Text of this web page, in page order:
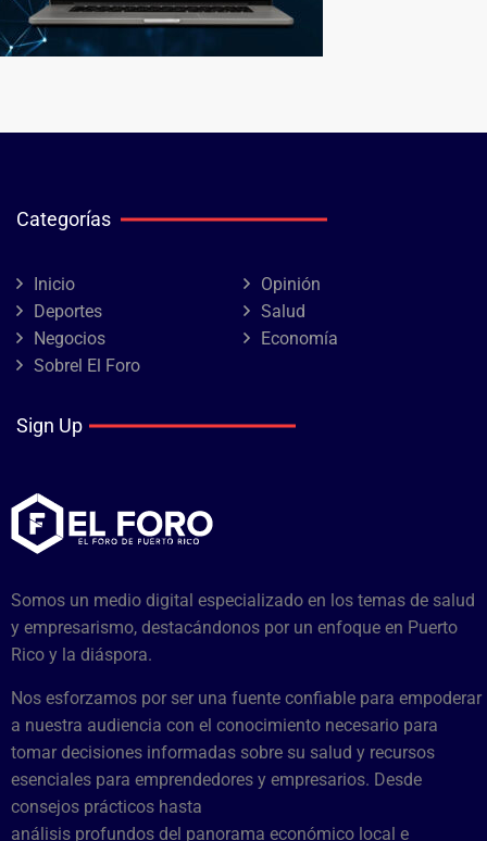
Categorías
Inicio
Opinión
Deportes
Salud
Negocios
Economía
Sobrel El Foro
Sign Up
Somos un medio digital especializado en los temas de salud
y empresarismo, destacándonos por un enfoque en Puerto
Rico y la diáspora.
Nos esforzamos por ser una fuente confiable para empoderar
a nuestra audiencia con el conocimiento necesario para
tomar decisiones informadas sobre su salud y recursos
esenciales para emprendedores y empresarios. Desde
consejos prácticos hasta
análisis profundos del panorama económico local e